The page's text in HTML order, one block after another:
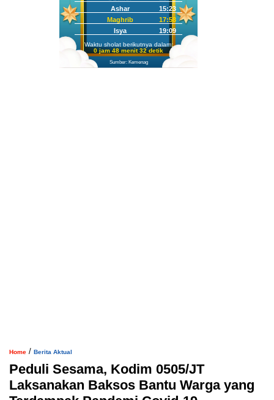
Ashar
15:23
Maghrib
17:58
Isya
19:09
Waktu sholat berikutnya dalam:
0 jam 48 menit 31 detik
Sumber: Kemenag
Home / Berita Aktual
Peduli Sesama, Kodim 0505/JT
Laksanakan Baksos Bantu Warga yang